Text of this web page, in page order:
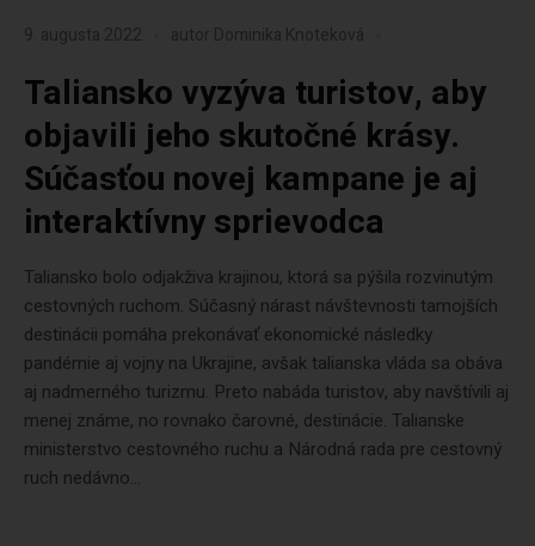
9. augusta 2022 autor Dominika Knoteková
Taliansko vyzýva turistov, aby
objavili jeho skutočné krásy.
Súčasťou novej kampane je aj
interaktívny sprievodca
Taliansko bolo odjakživa krajinou, ktorá sa pýšila rozvinutým
cestovných ruchom. Súčasný nárast návštevnosti tamojších
destinácii pomáha prekonávať ekonomické následky
pandémie aj vojny na Ukrajine, avšak talianska vláda sa obáva
aj nadmerného turizmu. Preto nabáda turistov, aby navštívili aj
menej známe, no rovnako čarovné, destinácie. Talianske
ministerstvo cestovného ruchu a Národná rada pre cestovný
ruch nedávno...